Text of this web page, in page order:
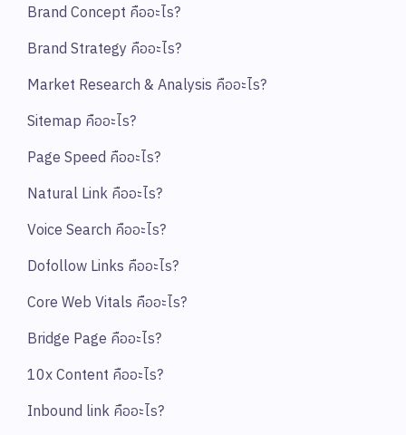
Brand Concept คืออะไร?
Brand Strategy คืออะไร?
Market Research & Analysis คืออะไร?
Sitemap คืออะไร?
Page Speed คืออะไร?
Natural Link คืออะไร?
Voice Search คืออะไร?
Dofollow Links คืออะไร?
Core Web Vitals คืออะไร?
Bridge Page คืออะไร?
10x Content คืออะไร?
Inbound link คืออะไร?